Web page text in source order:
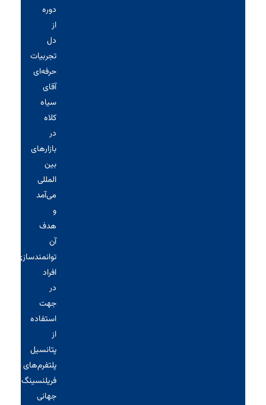
دوره
از
دل
تجربیات
حرفه‌ای
آقای
سیاه‌
کلاه
در
بازارهای
بین
المللی
می‌آمد
و
هدف
آن
توانمندسازی
افراد
در
جهت
استفاده
از
پتانسیل
پلتفرم‌های
فریلنسینگ
جهانی